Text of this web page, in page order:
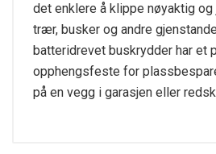
det enklere å klippe nøyaktig og
trær, busker og andre
batteridrevet buskrydder har et
opphengsfeste for
på en vegg i garasjen eller